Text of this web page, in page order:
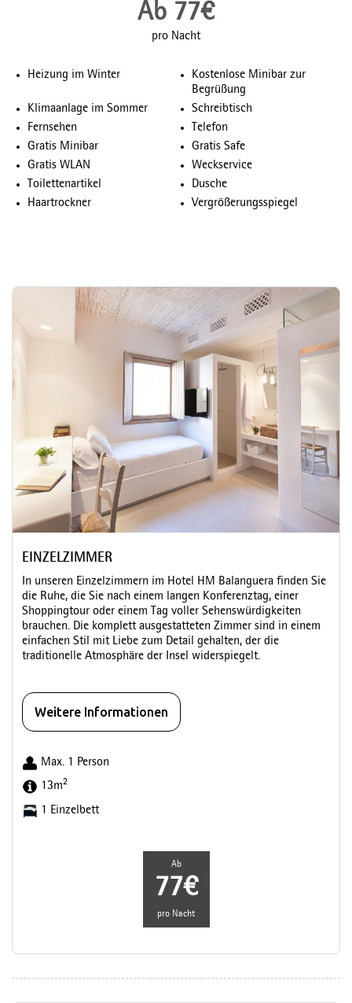
Ab 77€
pro Nacht
Heizung im Winter
Kostenlose Minibar zur
Begrüßung
Klimaanlage im Sommer
Schreibtisch
Fernsehen
Telefon
Gratis Minibar
Gratis Safe
Gratis WLAN
Weckservice
Toilettenartikel
Dusche
Haartrockner
Vergrößerungsspiegel
EINZELZIMMER
In unseren Einzelzimmern im Hotel HM Balanguera finden Sie
die Ruhe, die Sie nach einem langen Konferenztag, einer
Shoppingtour oder einem Tag voller Sehenswürdigkeiten
brauchen. Die komplett ausgestatteten Zimmer sind in einem
einfachen Stil mit Liebe zum Detail gehalten, der die
traditionelle Atmosphäre der Insel widerspiegelt.
Weitere Informationen
Max. 1 Person
13m2
1 Einzelbett
Ab
77€
pro Nacht